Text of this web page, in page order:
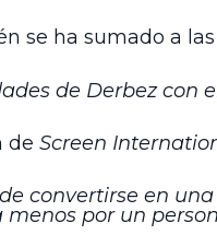
se ha sumado a
de Derbez con
de Screen
convertirse en
por un